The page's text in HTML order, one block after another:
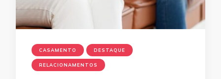
CASAMENTO DESTAQUE
RELACIONAMENTOS